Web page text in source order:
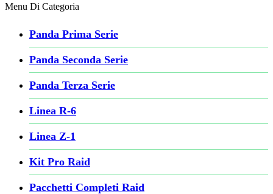
Menu Di Categoria
Panda Prima Serie
Panda Seconda Serie
Panda Terza Serie
Linea R-6
Linea Z-1
Kit Pro Raid
Pacchetti Completi Raid